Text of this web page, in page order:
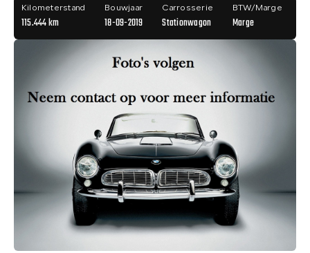
Kilometerstand
115.444 km
Bouwjaar
18-09-2019
Carrosserie
Stationwagon
BTW/Marge
Marge